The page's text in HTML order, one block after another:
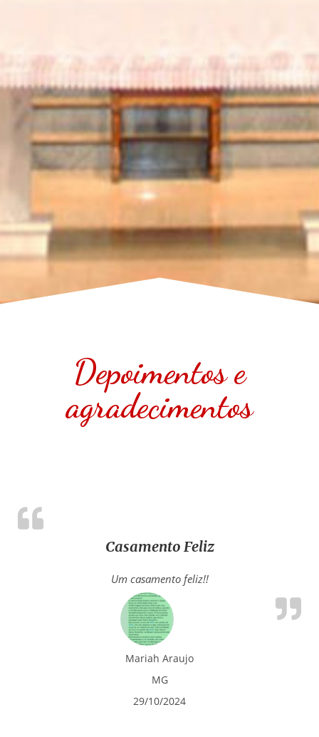
Depoimentos e
agradecimentos
Casamento Feliz
Um casamento feliz!!
Mariah Araujo
MG
29/10/2024